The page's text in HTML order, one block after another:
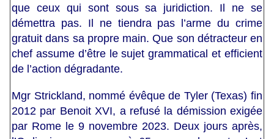
que ceux qui sont sous sa juridiction. Il ne se
démettra pas. Il ne tiendra pas l’arme du crime
gratuit dans sa propre main. Que son détracteur en
chef assume d’être le sujet grammatical et efficient
de l’action dégradante.
Mgr Strickland, nommé évêque de Tyler (Texas) fin
2012 par Benoit XVI, a refusé la démission exigée
par Rome le 9 novembre 2023. Deux jours après,